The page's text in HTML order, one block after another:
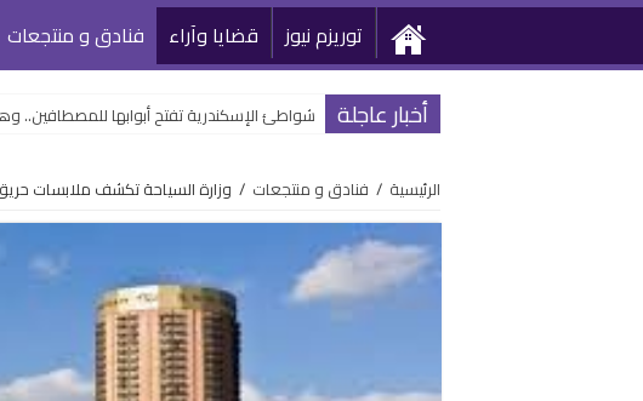
توريزم نيوز قضايا وآراء فنادق و منتجعات
أخبار عاجلة شواطئ الإسكندرية تفتح أبوابها للمصطافين..
الرئيسية / فنادق و منتجعات / وزارة السياحة تكشف ملابسات